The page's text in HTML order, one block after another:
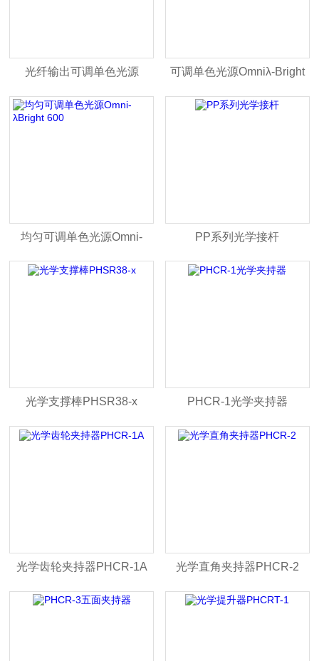
光纤输出可调单色光源 可调单色光源Omniλ-Bright
系列
均匀可调单色光源Omni-
λBright 600
PP系列光学接杆
光学支撑棒PHSR38-x PHCR-1光学夹持器
光学齿轮夹持器PHCR-1A 光学直角夹持器PHCR-2